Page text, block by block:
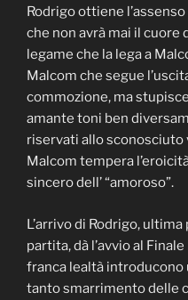
Rodrigo ottiene
che non avrà mai il cuore
legame che la lega a
Malcom che segue
commozione, ma
amante toni ben
riservati allo sconosciuto
Malcom tempera
sincero dell’ “amoroso”.
L’arrivo di Rodrigo,
partita, dà l’avvio al
franca lealtà introducono
tanto smarrimento delle